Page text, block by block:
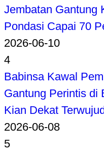
Jembatan Gantung
Pondasi Capai 70
2026-06-10
4
Babinsa Kawal
Gantung Perintis di
Kian Dekat Terwujud
2026-06-08
5